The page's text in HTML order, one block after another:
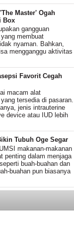
Master' Ogah
Box
gangguan
membuat
nyaman. Bahkan,
mengganggu aktivitas
Favorit Cegah
macam alat
tersedia di pasaran.
jenis intrauterine
device atau IUD lebih
Tubuh Oge Segar
makanan-makanan
penting dalam menjaga
buah-buahan dan
buahan pun biasanya